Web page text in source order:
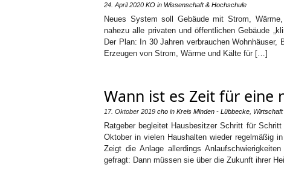
24. April 2020 KO in Wissenschaft & Hochschule
Neues System soll Gebäude mit Strom,
nahezu alle privaten und öffentlichen Gebäude
Der Plan: In 30 Jahren verbrauchen
Erzeugen von Strom, Wärme und Kälte für […]
Wann ist es Zeit für eine
17. Oktober 2019 cho in Kreis Minden - Lübbecke Wirtschaft
Ratgeber begleitet Hausbesitzer Schritt für
Oktober in vielen Haushalten wieder regelmäßig
Zeigt die Anlage allerdings
gefragt: Dann müssen sie über die Zukunft ihrer